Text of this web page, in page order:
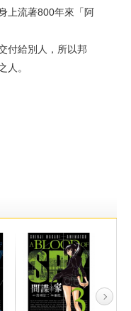
上流著800年來「阿
付給別人，所以邦
人。